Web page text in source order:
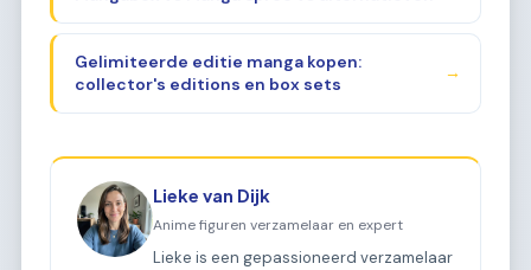
Gelimiteerde editie manga kopen:
collector's editions en box sets
→
Lieke van Dijk
Anime figuren verzamelaar en expert
Lieke is een gepassioneerd verzamelaar